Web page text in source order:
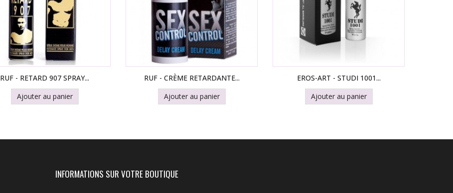
RUF - RETARD 907 SPRAY...
Ajouter au panier
RUF - CRÈME RETARDANTE...
Ajouter au panier
EROS-ART - STUDI 1001...
Ajouter au panier
INFORMATIONS SUR VOTRE BOUTIQUE